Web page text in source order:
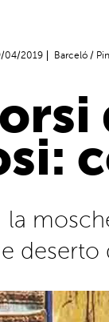
04/2019 Barceló /
deserto